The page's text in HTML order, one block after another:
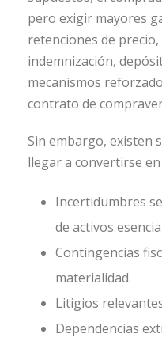
pero exigir mayores
retenciones de precio,
indemnización,
mecanismos
contrato de
Sin embargo, existen
llegar a convertirse
Incertidumbres
de activos
Contingencias
materialidad.
Litigios
Dependencias